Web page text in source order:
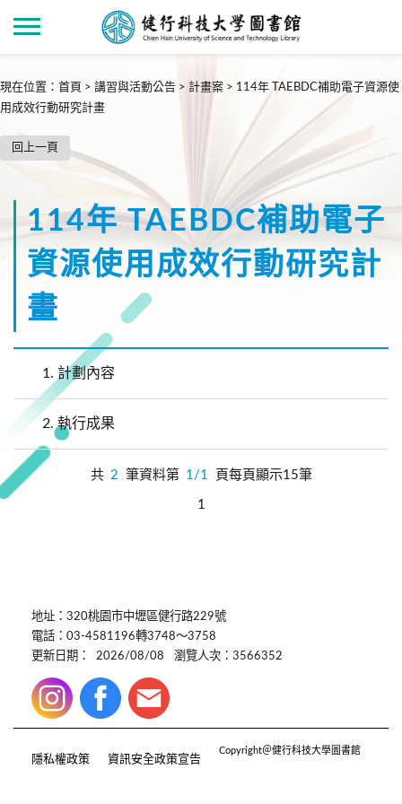
現在位置 ： 首頁 > 講習與活動公告 > 計畫案 > 114年 TAEBDC補助電子資源使
用成效行動研究計畫
回上一頁
114年 TAEBDC補助電子
資源使用成效行動研究計
畫
1. 計劃內容
2. 執行成果
共 2 筆資料第 1/1 頁每頁顯示15筆
1
地址：320桃園市中壢區健行路229號
電話：03-4581196轉3748～3758
更新日期：
2026/08/08 瀏覽人次：3566352
隱私權政策 資訊安全政策宣告
Copyright＠健行科技大學圖書館